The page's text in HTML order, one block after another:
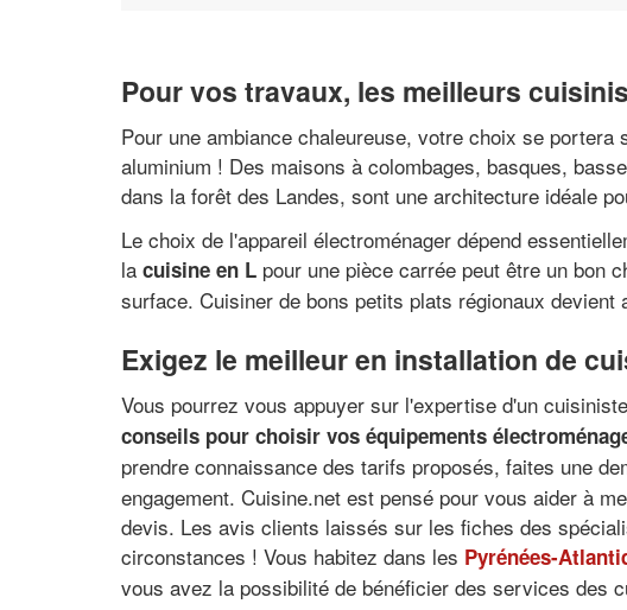
Pour vos travaux, les meilleurs
Pour une ambiance chaleureuse, votre choix se
aluminium ! Des maisons à colombages, basques,
dans la forêt des Landes, sont une architecture idéale
Le choix de l'appareil électroménager dépend
la cuisine en L pour une pièce carrée peut être un bon
surface. Cuisiner de bons petits plats régionaux
Exigez le meilleur en installation de
Vous pourrez vous appuyer sur l'expertise d'un
conseils pour choisir vos équipements
prendre connaissance des tarifs proposés, faites une
engagement. Cuisine.net est pensé pour vous aider à
devis. Les avis clients laissés sur les fiches des
circonstances ! Vous habitez dans les Pyrénées-
vous avez la possibilité de bénéficier des services des